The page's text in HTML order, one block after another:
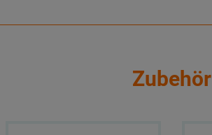
Zubehör